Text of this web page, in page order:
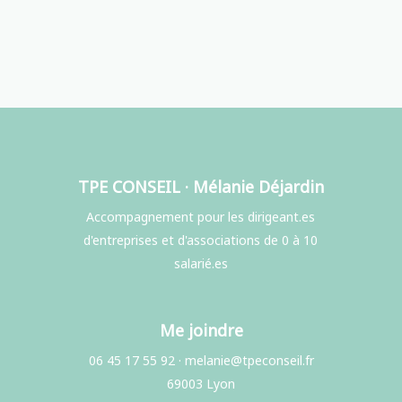
TPE CONSEIL · Mélanie Déjardin
Accompagnement pour les dirigeant.es
d'entreprises et d'associations de 0 à 10
salarié.es
Me joindre
06 45 17 55 92· melanie@tpeconseil.fr
69003 Lyon